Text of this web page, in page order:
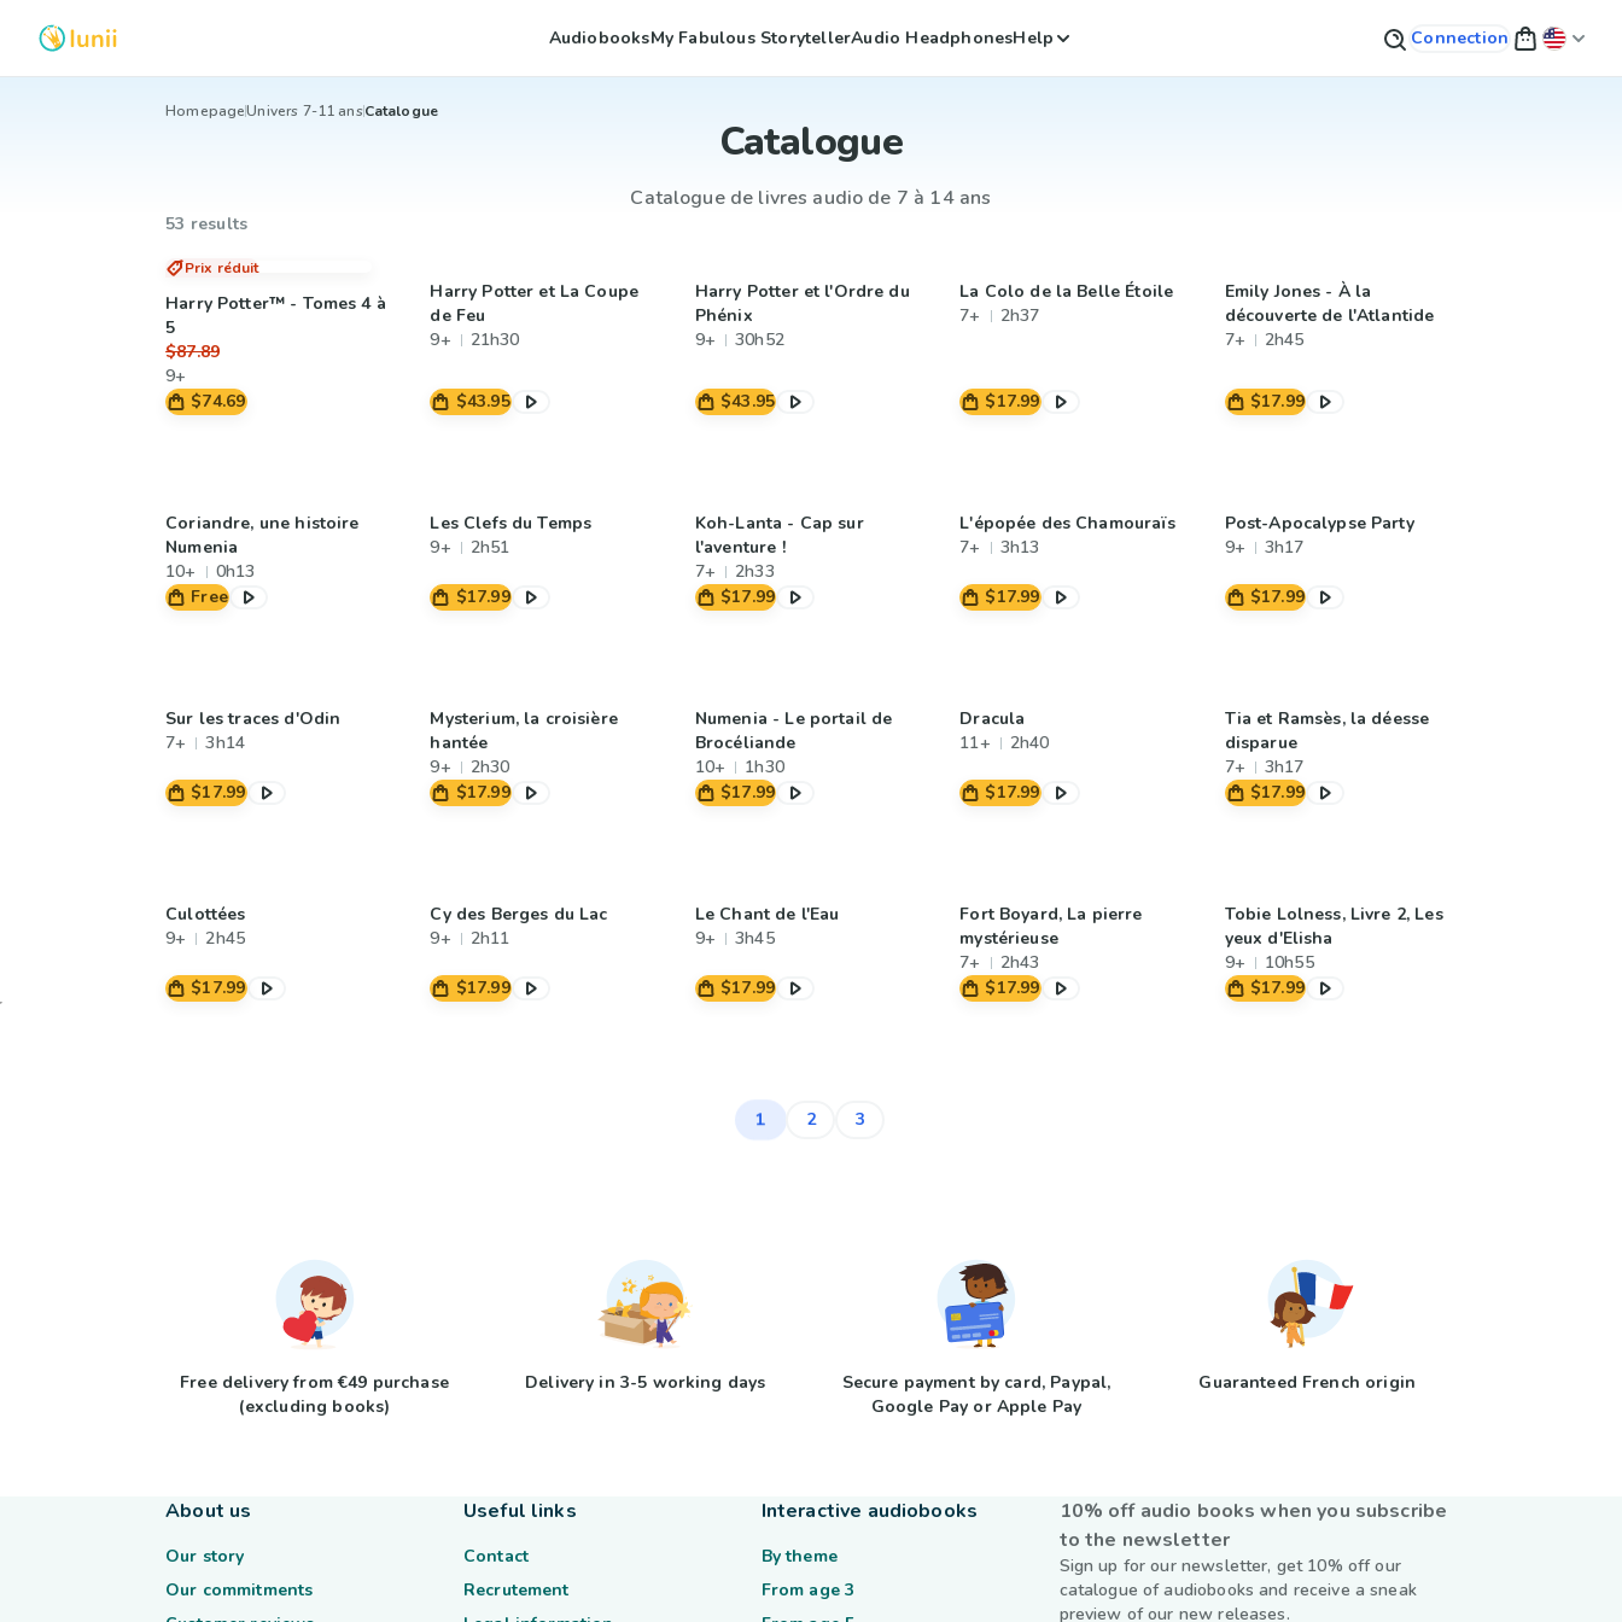
AudiobooksMy Fabulous StorytellerAudio HeadphonesHelp Connection
HomepageUnivers 7-11 ansCatalogue
Catalogue
Catalogue de livres audio de 7 à 14 ans
53 results
Prix réduit
Harry Potter™ - Tomes 4 à
5
$87.89
9+
$74.69
Harry Potter et La Coupe
de Feu
9+
21h30
$43.95
Harry Potter et l'Ordre du
Phénix
9+
30h52
$43.95
La Colo de la Belle Étoile
7+
2h37
$17.99
Emily Jones - À la
découverte de l'Atlantide
7+
2h45
$17.99
Coriandre, une histoire
Numenia
10+
0h13
Free
Les Clefs du Temps
9+
2h51
$17.99
Koh-Lanta - Cap sur
l'aventure !
7+
2h33
$17.99
L'épopée des Chamouraïs
7+
3h13
$17.99
Post-Apocalypse Party
9+
3h17
$17.99
Sur les traces d'Odin
7+
3h14
$17.99
Mysterium, la croisière
hantée
9+
2h30
$17.99
Numenia - Le portail de
Brocéliande
10+
1h30
$17.99
Dracula
11+
2h40
$17.99
Tia et Ramsès, la déesse
disparue
7+
3h17
$17.99
Culottées
9+
2h45
$17.99
Cy des Berges du Lac
9+
2h11
$17.99
Le Chant de l'Eau
9+
3h45
$17.99
Fort Boyard, La pierre
mystérieuse
7+
2h43
$17.99
Tobie Lolness, Livre 2, Les
yeux d'Elisha
9+
10h55
$17.99
1 2 3
Free delivery from €49 purchase
(excluding books)
Delivery in 3-5 working days
Secure payment by card, Paypal,
Google Pay or Apple Pay
Guaranteed French origin
10% off audio books when you subscribe
to the newsletter
Sign up for our newsletter, get 10% off our
catalogue of audiobooks and receive a sneak
preview of our new releases.
About us
Our story
Our commitments
Useful links
Contact
Recrutement
Interactive audiobooks
By theme
From age 3